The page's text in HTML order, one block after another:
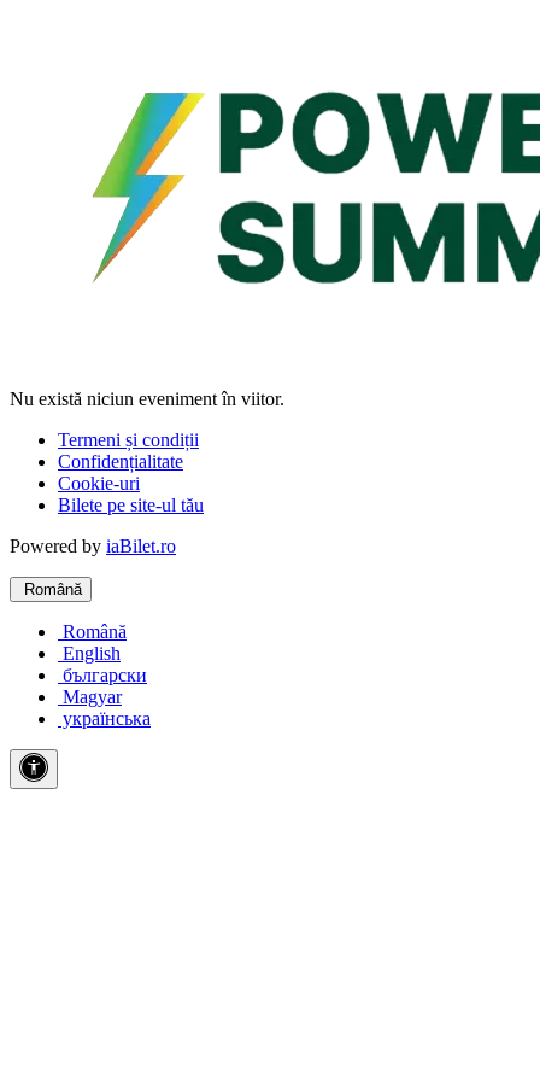
Nu există niciun eveniment în viitor.
Termeni și condiții
Confidențialitate
Cookie-uri
Bilete pe site-ul tău
Powered by iaBilet.ro
Română
Română
English
български
Magyar
українська